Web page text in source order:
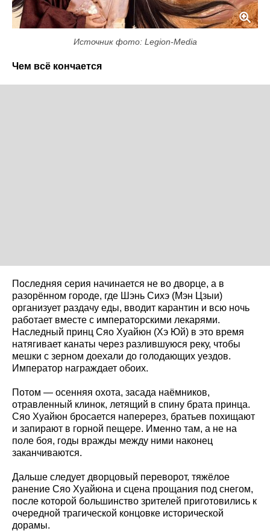
Источник фото: Legion-Media
Чем всё кончается
Последняя серия начинается не во дворце, а в
разорённом городе, где Шэнь Сихэ (Мэн Цзыи)
организует раздачу еды, вводит карантин и всю ночь
работает вместе с императорскими лекарями.
Наследный принц Сяо Хуайюн (Хэ Юй) в это время
натягивает канаты через разлившуюся реку, чтобы
мешки с зерном доехали до голодающих уездов.
Император награждает обоих.
Потом — осенняя охота, засада наёмников,
отравленный клинок, летящий в спину брата принца.
Сяо Хуайюн бросается наперерез, братьев похищают
и запирают в горной пещере. Именно там, а не на
поле боя, годы вражды между ними наконец
заканчиваются.
Дальше следует дворцовый переворот, тяжёлое
ранение Сяо Хуайюна и сцена прощания под снегом,
после которой большинство зрителей приготовились к
очередной трагической концовке исторической
дорамы.